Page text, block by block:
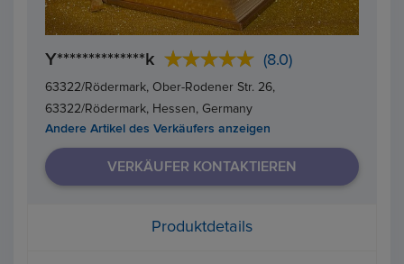
Y**************k (8.0)
63322/Rödermark, Ober-Rodener Str. 26,
63322/Rödermark, Hessen, Germany
Andere Artikel des Verkäufers anzeigen
VERKÄUFER KONTAKTIEREN
Produktdetails